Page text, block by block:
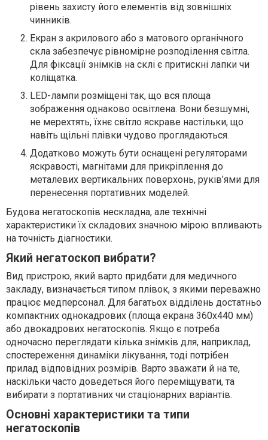
рівень захисту його елементів від зовнішніх
чинників.
Екран з акрилового або з матового органічного
скла забезпечує рівномірне розподілення світла.
Для фіксації знімків на склі є притискні лапки чи
коліщатка.
LED-лампи розміщені так, що вся площа
зображення однаково освітлена. Вони безшумні,
не мерехтять, їхнє світло яскраве настільки, що
навіть щільні плівки чудово проглядаються.
Додатково можуть бути оснащені регуляторами
яскравості, магнітами для прикріплення до
металевих вертикальних поверхонь, руків’ями для
перенесення портативних моделей.
Будова негатоскопів нескладна, але технічні
характеристики їх складових значною мірою впливають
на точність діагностики.
Який негатоскоп вибрати?
Вид пристрою, який варто придбати для медичного
закладу, визначається типом плівок, з якими переважно
працює медперсонал. Для багатьох відділень достатньо
компактних однокадрових (площа екрана 360х440 мм)
або двокадрових негатоскопів. Якщо є потреба
одночасно переглядати кілька знімків для, наприклад,
спостереження динаміки лікування, тоді потрібен
прилад відповідних розмірів. Варто зважати й на те,
наскільки часто доведеться його переміщувати, та
вибирати з портативних чи стаціонарних варіантів.
Основні характеристики та типи
негатоскопів